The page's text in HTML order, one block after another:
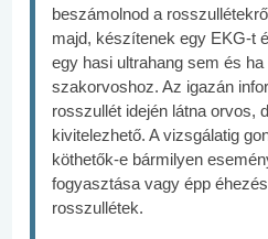
beszámolnod a
majd, készítenek egy EKG-t
egy hasi ultrahang sem és
szakorvoshoz. Az igazán
rosszullét idején látna orvos,
kivitelezhető. A vizsgálatig
köthetők-e bármilyen
fogyasztása vagy épp
rosszullétek.